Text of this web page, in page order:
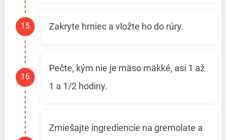
Zakryte hrniec a vložte ho do rúry.
Pečte, kým nie je mäso mäkké, asi 1 až
1 a 1/2 hodiny.
Zmiešajte ingrediencie na gremolate a